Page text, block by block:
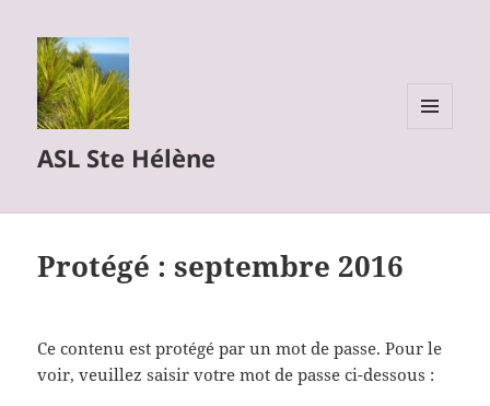
ASL Ste Hélène
Protégé : septembre 2016
Ce contenu est protégé par un mot de passe. Pour le
voir, veuillez saisir votre mot de passe ci-dessous :